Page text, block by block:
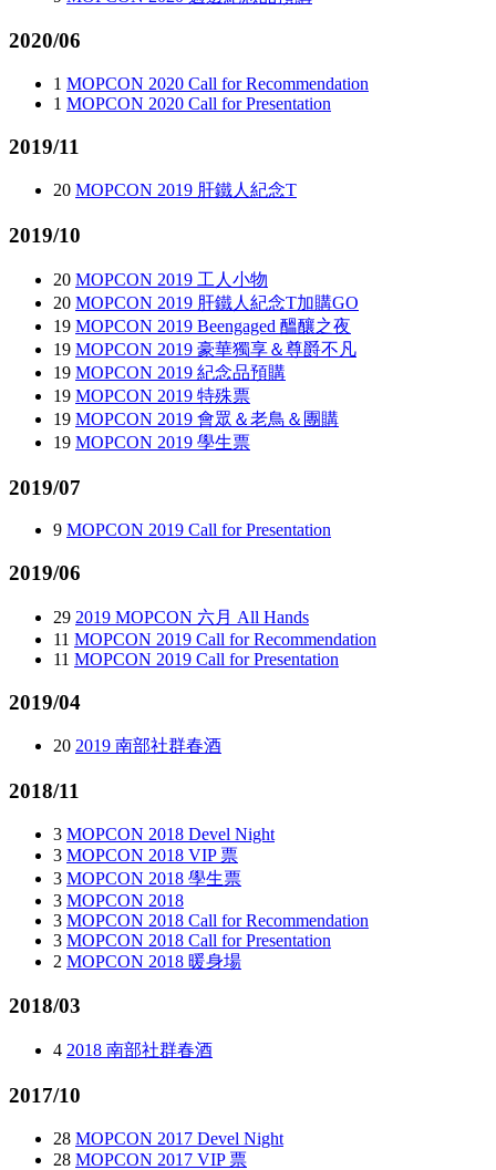
2020/06
1 MOPCON 2020 Call for Recommendation
1 MOPCON 2020 Call for Presentation
2019/11
20 MOPCON 2019 肝鐵人紀念T
2019/10
20 MOPCON 2019 工人小物
20 MOPCON 2019 肝鐵人紀念T加購GO
19 MOPCON 2019 Beengaged 醞釀之夜
19 MOPCON 2019 豪華獨享＆尊爵不凡
19 MOPCON 2019 紀念品預購
19 MOPCON 2019 特殊票
19 MOPCON 2019 會眾＆老鳥＆團購
19 MOPCON 2019 學生票
2019/07
9 MOPCON 2019 Call for Presentation
2019/06
29 2019 MOPCON 六月 All Hands
11 MOPCON 2019 Call for Recommendation
11 MOPCON 2019 Call for Presentation
2019/04
20 2019 南部社群春酒
2018/11
3 MOPCON 2018 Devel Night
3 MOPCON 2018 VIP 票
3 MOPCON 2018 學生票
3 MOPCON 2018
3 MOPCON 2018 Call for Recommendation
3 MOPCON 2018 Call for Presentation
2 MOPCON 2018 暖身場
2018/03
4 2018 南部社群春酒
2017/10
28 MOPCON 2017 Devel Night
28 MOPCON 2017 VIP 票